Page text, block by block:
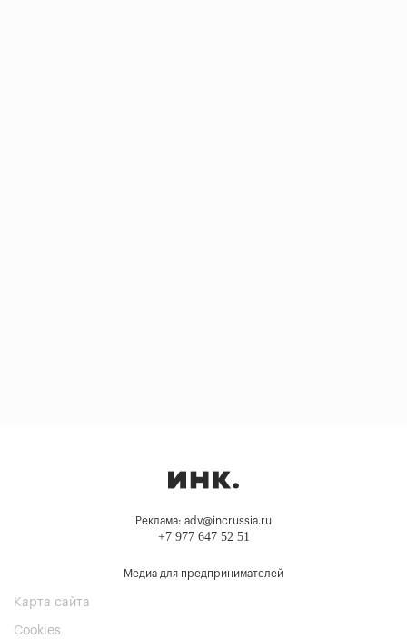
Реклама: adv@incrussia.ru
+7 977 647 52 51
Медиа для предпринимателей
Карта сайта
Cookies